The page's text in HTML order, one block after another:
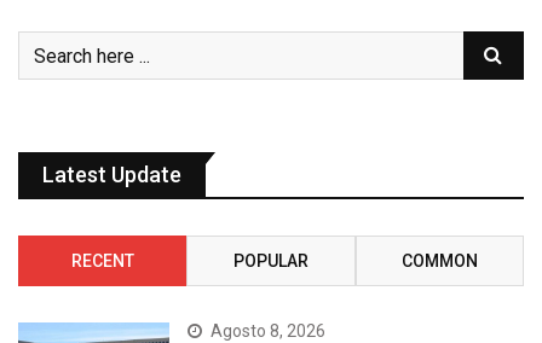
Latest Update
RECENT POPULAR COMMON
Agosto 8, 2026